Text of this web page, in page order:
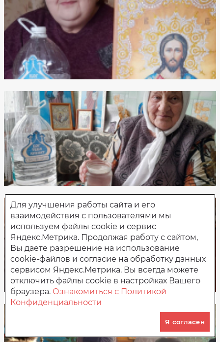
Для улучшения работы сайта и его
взаимодействия с пользователями мы
используем файлы cookie и сервис
Яндекс.Метрика. Продолжая работу с сайтом,
Вы даете разрешение на использование
cookie-файлов и согласие на обработку данных
сервисом Яндекс.Метрика. Вы всегда можете
отключить файлы cookie в настройках Вашего
браузера. Ознакомиться с Политикой
Конфиденциальности
Я согласен